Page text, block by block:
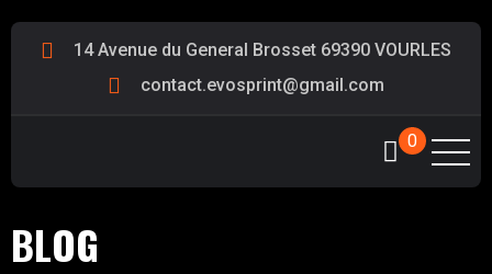
14 Avenue du General Brosset 69390 VOURLES
contact.evosprint@gmail.com
0
BLOG